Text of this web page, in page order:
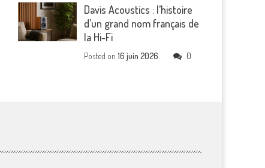
Davis Acoustics : l’histoire
d’un grand nom français de
la Hi-Fi
Posted on16 juin 2026 0